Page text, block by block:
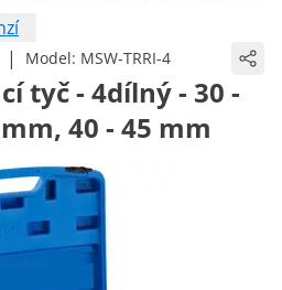
| Model: MSW-TRRI-4
tyč - 4dílný - 30 -
40 - 45 mm